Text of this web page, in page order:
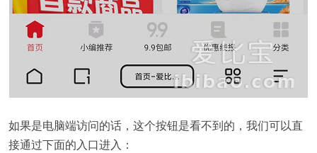
如果是电脑端访问的话，这个按钮是看不到的，我们可以直
接通过下面的入口进入：